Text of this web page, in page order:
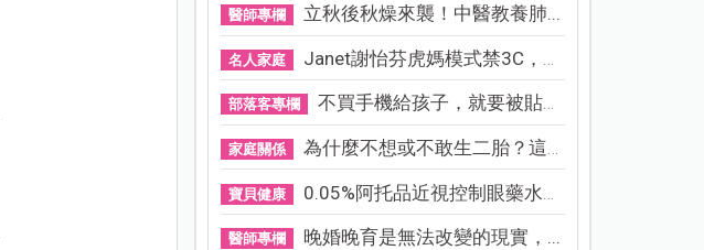
醫師專欄 立秋後秋燥來襲！中醫教養肺...
名人家庭 Janet謝怡芬虎媽模式禁3C，看...
部落客專欄 不買手機給孩子，就要被貼「...
家庭關係 為什麼不想或不敢生二胎？這8...
寶貝健康 0.05%阿托品近視控制眼藥水納...
醫師專欄 晚婚晚育是無法改變的現實，...